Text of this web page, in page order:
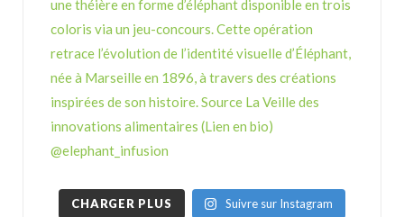
CHARGER PLUS Suivre sur Instagram